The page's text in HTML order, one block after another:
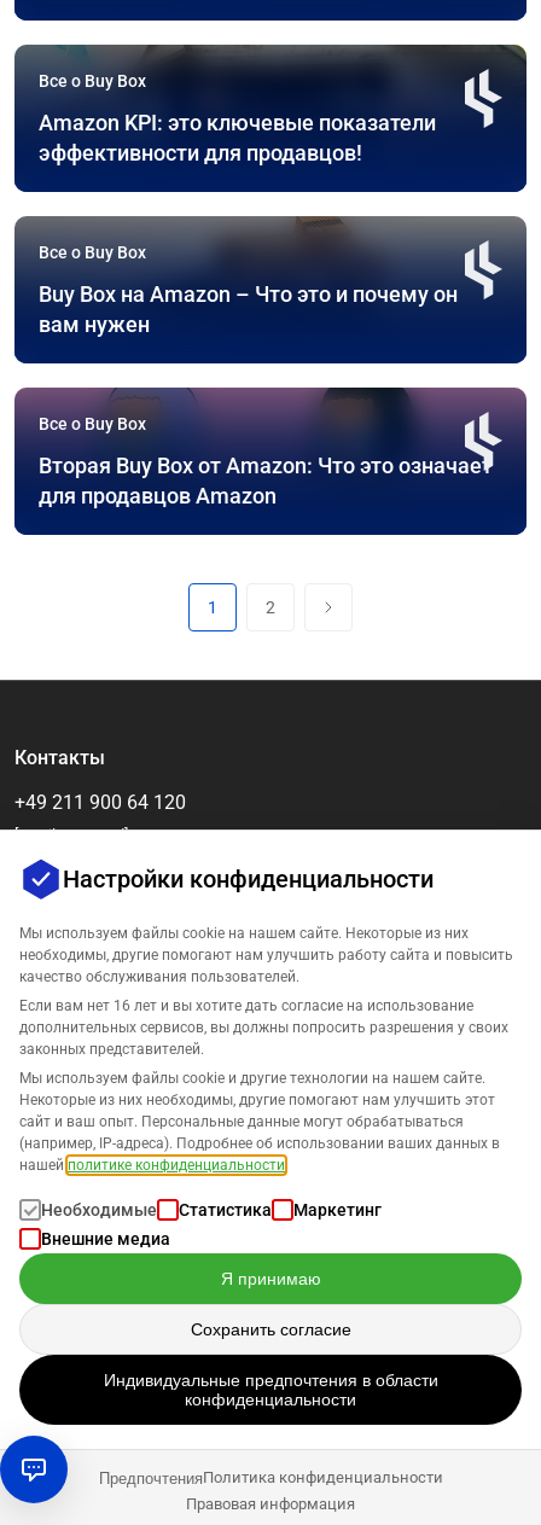
Все о Buy Box
Amazon KPI: это ключевые показатели
эффективности для продавцов!
Все о Buy Box
Buy Box на Amazon – Что это и почему он
вам нужен
Все о Buy Box
Вторая Buy Box от Amazon: Что это означает
для продавцов Amazon
1 2
Контакты
+49 211 900 64 120
[email protected]
Компания
Поддержка
Русский
Данные обрабатываются в соответствии с нашейПолитикой
конфиденциальности.
Авторское право © 2026 SELLERLOGIC. Все права защищены
Настройки конфиденциальности
Мы используем файлы cookie на нашем сайте. Некоторые из них
необходимы, другие помогают нам улучшить работу сайта и повысить
качество обслуживания пользователей.
Если вам нет 16 лет и вы хотите дать согласие на использование
дополнительных сервисов, вы должны попросить разрешения у своих
законных представителей.
Мы используем файлы cookie и другие технологии на нашем сайте.
Некоторые из них необходимы, другие помогают нам улучшить этот
сайт и ваш опыт. Персональные данные могут обрабатываться
(например, IP-адреса). Подробнее об использовании ваших данных в
нашей политике конфиденциальности
Необходимые Статистика
Маркетинг
Внешние медиа
Я принимаю
Сохранить согласие
Индивидуальные предпочтения в области
конфиденциальности
ПредпочтенияПолитика конфиденциальности
Правовая информация